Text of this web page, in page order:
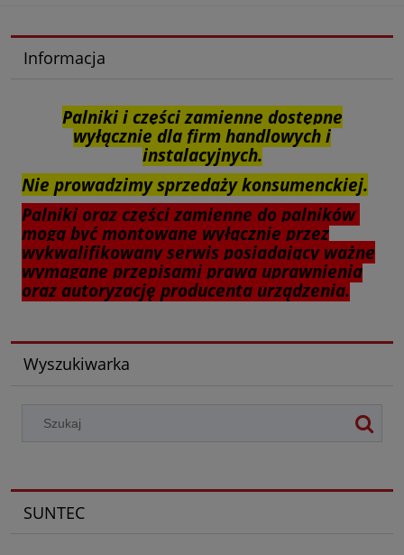
Informacja
Palniki i części zamienne dostępne
wyłącznie dla firm handlowych i
instalacyjnych.
Nie prowadzimy sprzedaży konsumenckiej.
Palniki oraz części zamienne do palników
mogą być montowane wyłącznie przez
wykwalifikowany serwis posiadający ważne
wymagane przepisami prawa uprawnienia
oraz autoryzację producenta urządzenia.
Wyszukiwarka
SUNTEC